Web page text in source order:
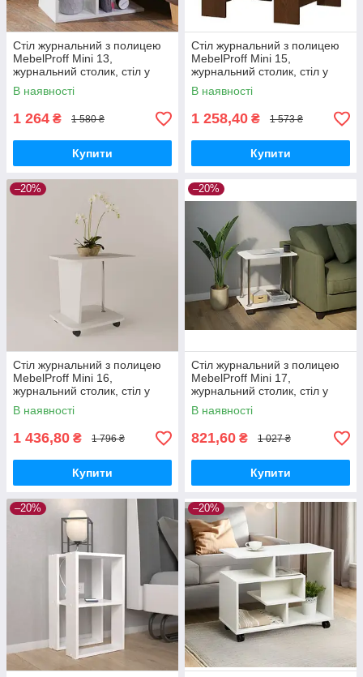
Стіл журнальний з полицею
MebelProff Mini 13,
журнальний столик, стіл у
вітальню
В наявності
1 264 ₴ 1 580 ₴
Купити
Стіл журнальний з полицею
MebelProff Mini 15,
журнальний столик, стіл у
вітальню
В наявності
1 258,40 ₴ 1 573 ₴
Купити
–20%
Стіл журнальний з полицею
MebelProff Mini 16,
журнальний столик, стіл у
вітальню, столик на колесах
В наявності
1 436,80 ₴ 1 796 ₴
Купити
–20%
Стіл журнальний з полицею
MebelProff Mini 17,
журнальний столик, стіл у
вітальню, столик на колесах
В наявності
821,60 ₴ 1 027 ₴
Купити
–20% –20%